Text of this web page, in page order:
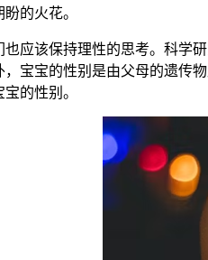
的火花。
该保持理性的思考。科学研
宝宝的性别是由父母的遗传
的性别。